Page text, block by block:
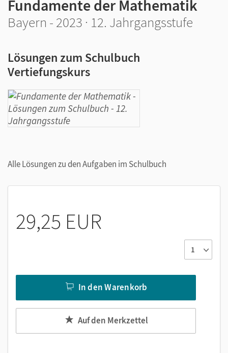
Fundamente der Mathematik
Bayern - 2023 · 12. Jahrgangsstufe
Lösungen zum Schulbuch
Vertiefungskurs
Alle Lösungen zu den Aufgaben im Schulbuch
29,25 EUR
In den Warenkorb
Auf den Merkzettel